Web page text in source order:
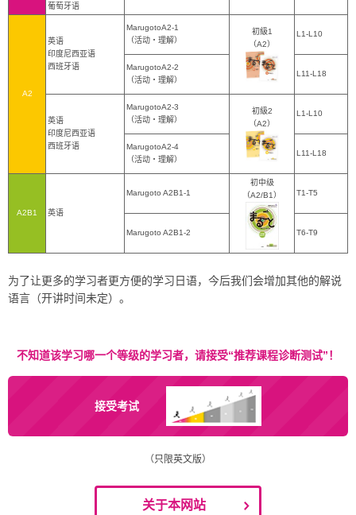
葡萄牙语
A2
英语
印度尼西亚语
西班牙语
MarugotoA2-1
（活动・理解）
初級1
（A2）
L1-L10
MarugotoA2-2
（活动・理解）
L11-L18
英语
印度尼西亚语
西班牙语
MarugotoA2-3
（活动・理解）
初級2
（A2）
L1-L10
MarugotoA2-4
（活动・理解）
L11-L18
A2B1 英语
Marugoto A2B1-1
初中级
（A2/B1）
T1-T5
Marugoto A2B1-2 T6-T9
为了让更多的学习者更方便的学习日语，今后我们会增加其他的解说
语言（开讲时间未定）。
不知道该学习哪一个等级的学习者，请接受“推荐课程诊断测试”！
接受考试
（只限英文版）
关于本网站